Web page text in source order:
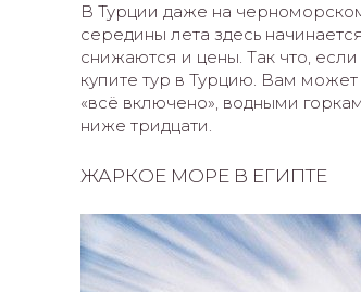
В Турции даже на
середины лета здесь
снижаются и цены. Так что,
купите тур в Турцию. Вам может
«всё включено», водными
ниже тридцати.
ЖАРКОЕ МОРЕ В ЕГИПТЕ